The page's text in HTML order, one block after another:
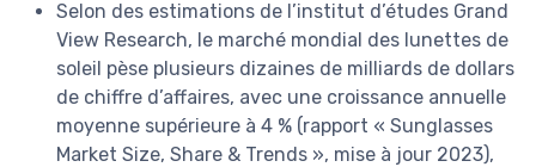
Selon des estimations de l’institut d’études Grand
View Research, le marché mondial des lunettes de
soleil pèse plusieurs dizaines de milliards de dollars
de chiffre d’affaires, avec une croissance annuelle
moyenne supérieure à 4 % (rapport « Sunglasses
Market Size, Share & Trends », mise à jour 2023),